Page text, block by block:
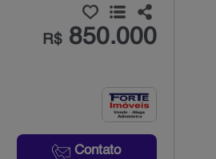
R$850.000
Contato